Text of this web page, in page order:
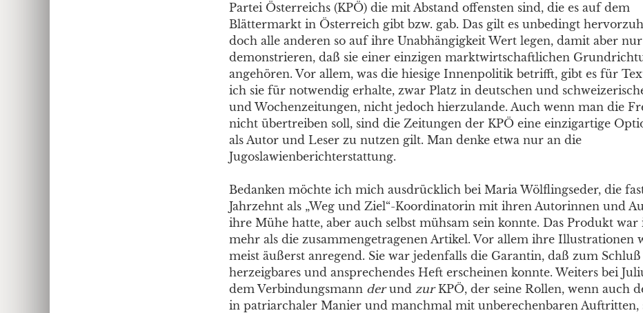
Partei Österreichs (KPÖ) die mit Abstand offensten sind, die es auf dem
Blättermarkt in Österreich gibt bzw. gab. Das gilt es unbedingt
doch alle anderen so auf ihre Unabhängigkeit Wert legen, damit aber nur
demonstrieren, daß sie einer einzigen marktwirtschaftlichen
angehören. Vor allem, was die hiesige Innenpolitik betrifft, gibt es für
ich sie für notwendig erhalte, zwar Platz in deutschen und
und Wochenzeitungen, nicht jedoch hierzulande. Auch wenn man die
nicht übertreiben soll, sind die Zeitungen der KPÖ eine einzigartige
als Autor und Leser zu nutzen gilt. Man denke etwa nur an die
Jugoslawienberichterstattung.
Bedanken möchte ich mich ausdrücklich bei Maria Wölflingseder, die
Jahrzehnt als „Weg und Ziel“-Koordinatorin mit ihren Autorinnen und
ihre Mühe hatte, aber auch selbst mühsam sein konnte. Das Produkt war
mehr als die zusammengetragenen Artikel. Vor allem ihre Illustrationen
meist äußerst anregend. Sie war jedenfalls die Garantin, daß zum
herzeigbares und ansprechendes Heft erscheinen konnte. Weiters bei
dem Verbindungsmann derund zurKPÖ, der seine Rollen, wenn auch
in patriarchaler Manier und manchmal mit unberechenbaren Auftritten,